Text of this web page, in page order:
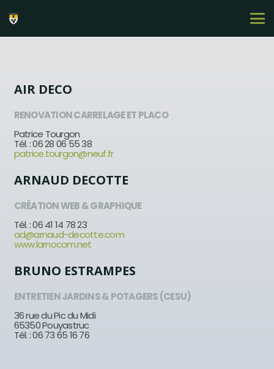
AIR DECO
RENOVATION CARRELAGE ET PLACO
Patrice Tourgon
Tél. : 06 28 06 55 38
patrice.tourgon@neuf.fr
ARNAUD DECOTTE
CRÉATION WEB & GRAPHIQUE
Tél. : 06 41 14 78 23
ad@arnaud-decotte.com
www.larnocom.net
BRUNO ESTRAMPES
ENTRETIEN JARDINS & POTAGERS (CESU)
36 rue du Pic du Midi
65350 Pouyastruc
Tél. : 06 73 65 16 76